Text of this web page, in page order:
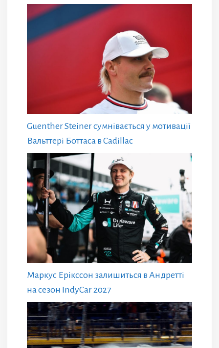
Guenther Steiner сумнівається у мотивації
Вальттері Боттаса в Cadillac
Маркус Ерікссон залишиться в Андретті
на сезон IndyCar 2027